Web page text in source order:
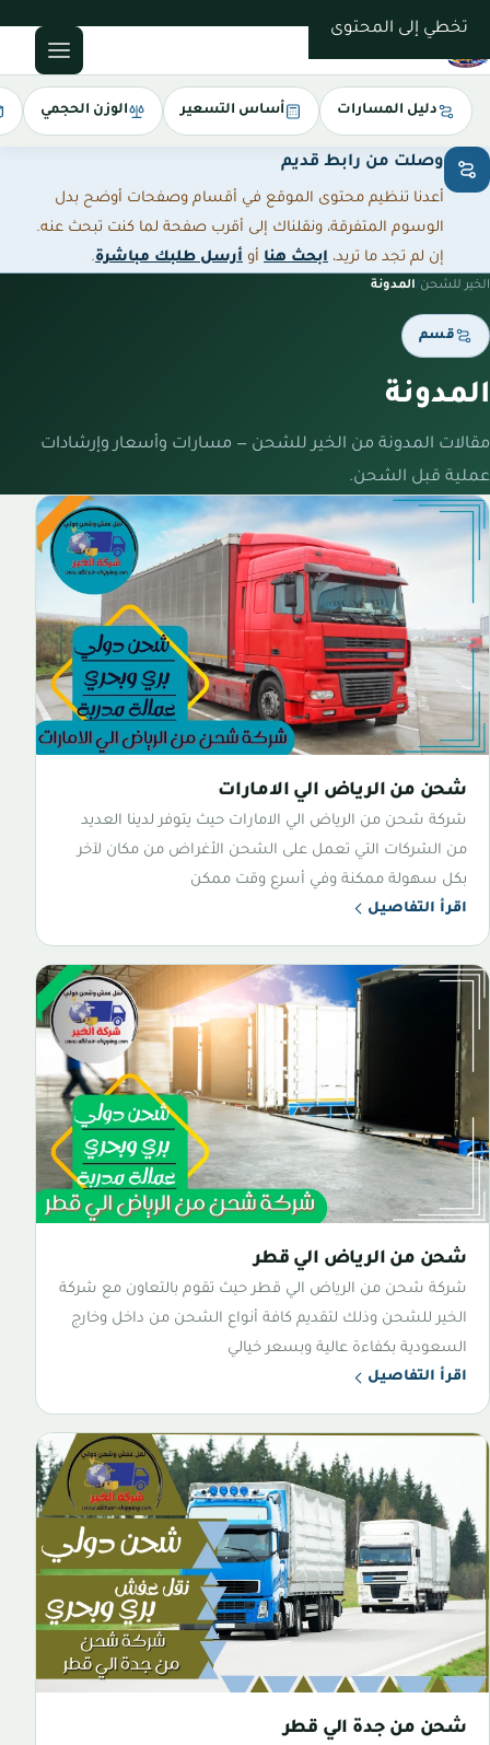
تخطي إلى المحتوى
دليل المسارات أساس التسعير الوزن الحجمي
وصلت من رابط قديم
أعدنا تنظيم محتوى الموقع في أقسام وصفحات أوضح بدل
الوسوم المتفرقة، ونقلناك إلى أقرب صفحة لما كنت تبحث عنه.
إن لم تجد ما تريد، ابحث هنا أو أرسل طلبك مباشرة.
الخير للشحن/المدونة
قسم
المدونة
مقالات المدونة من الخير للشحن — مسارات وأسعار وإرشادات
عملية قبل الشحن.
شحن من الرياض الي الامارات
شركة شحن من الرياض الي الامارات حيث يتوفر لدينا العديد
من الشركات التي تعمل على الشحن الأغراض من مكان لآخر
بكل سهولة ممكنة وفي أسرع وقت ممكن
اقرأ التفاصيل
شحن من الرياض الي قطر
شركة شحن من الرياض الي قطر حيث تقوم بالتعاون مع شركة
الخير للشحن وذلك لتقديم كافة أنواع الشحن من داخل وخارج
السعودية بكفاءة عالية وبسعر خيالي
اقرأ التفاصيل
شحن من جدة الي قطر